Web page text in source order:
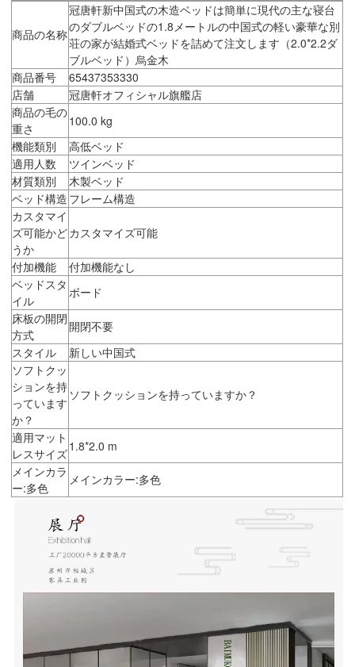
商品の名称
冠唐軒新中国式の木造ベッドは簡単に現代の主な寝台
のダブルベッドの1.8メートルの中国式の軽い豪華な別
荘の家が結婚式ベッドを詰めて注文します（2.0*2.2ダ
ブルベッド）烏金木
商品番号
65437353330
店舗
冠唐軒オフィシャル旗艦店
商品の毛の
重さ
100.0 kg
機能類別
高低ベッド
適用人数
ツインベッド
材質類別
木製ベッド
ベッド構造 フレーム構造
カスタマイ
ズ可能かど
うか
カスタマイズ可能
付加機能
付加機能なし
ベッドスタ
イル
ボード
床板の開閉
方式
開閉不要
スタイル
新しい中国式
ソフトクッ
ションを持
っています
か？
ソフトクッションを持っていますか？
適用マット
レスサイズ1.8*2.0 m
メインカラ
ー:多色
メインカラー:多色